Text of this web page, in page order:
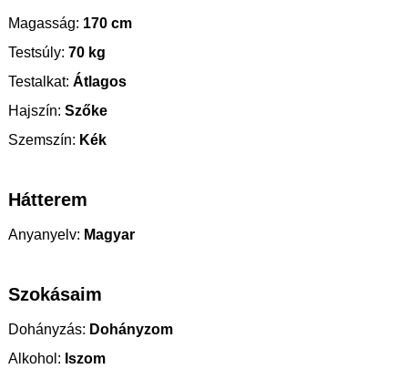
Magasság: 170 cm
Testsúly: 70 kg
Testalkat: Átlagos
Hajszín: Szőke
Szemszín: Kék
Hátterem
Anyanyelv: Magyar
Szokásaim
Dohányzás: Dohányzom
Alkohol: Iszom